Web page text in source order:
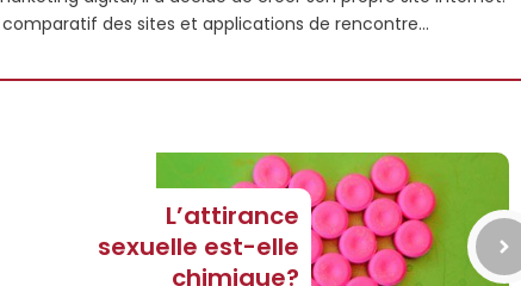
des sites et applications de rencontre...
L’attirance
sexuelle est-elle
chimique?